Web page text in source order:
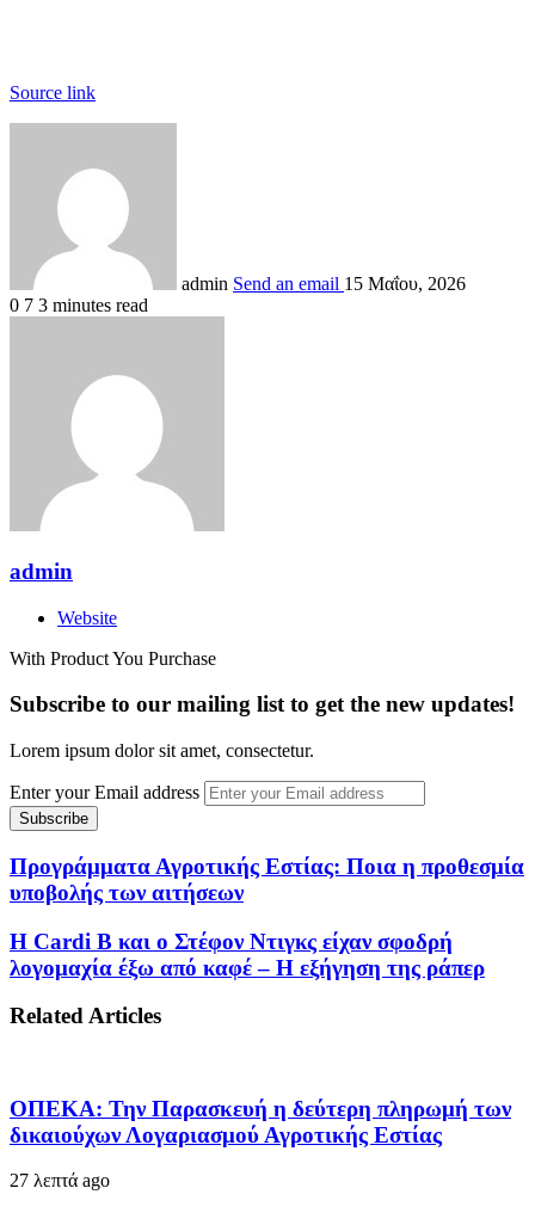
Source link
admin Send an email 15 Μαΐου, 2026
0 7 3 minutes read
admin
Website
With Product You Purchase
Subscribe to our mailing list to get the new updates!
Lorem ipsum dolor sit amet, consectetur.
Enter your Email address
Προγράμματα Αγροτικής Εστίας: Ποια η προθεσμία
υποβολής των αιτήσεων
Η Cardi B και ο Στέφον Ντιγκς είχαν σφοδρή
λογομαχία έξω από καφέ – Η εξήγηση της ράπερ
Related Articles
ΟΠΕΚΑ: Την Παρασκευή η δεύτερη πληρωμή των
δικαιούχων Λογαριασμού Αγροτικής Εστίας
27 λεπτά ago